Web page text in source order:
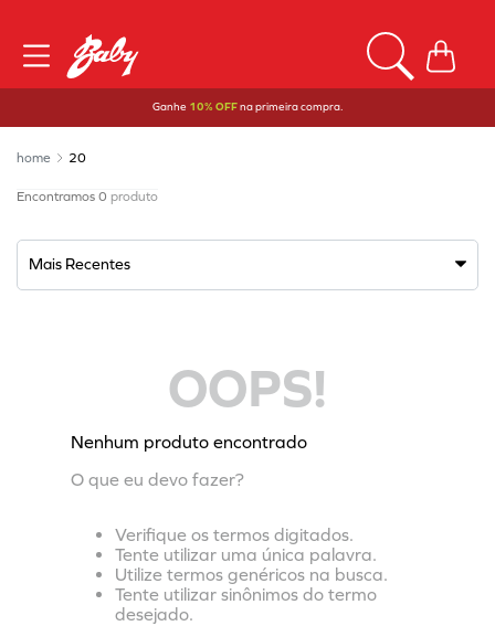
Ganhe 10% OFFna primeira compra.
20
0 produto
Mais Recentes
OOPS!
Nenhum produto encontrado
O que eu devo fazer?
Verifique os termos digitados.
Tente utilizar uma única palavra.
Utilize termos genéricos na busca.
Tente utilizar sinônimos do termo
desejado.